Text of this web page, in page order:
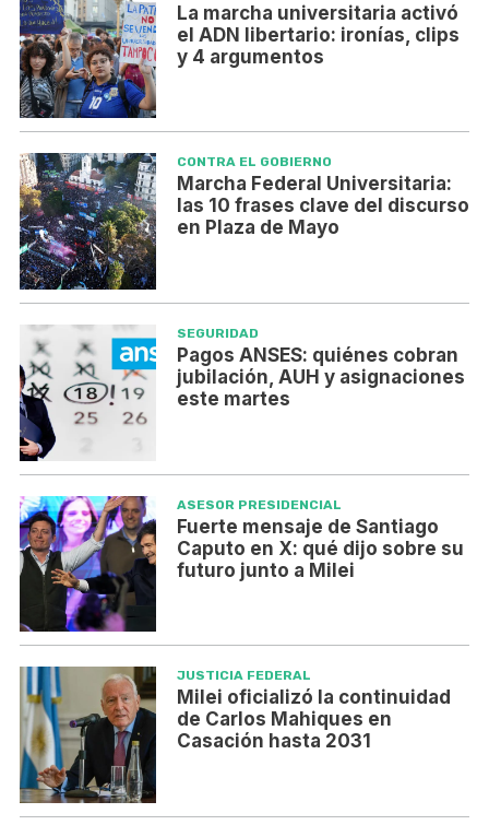
La marcha universitaria activó
el ADN libertario: ironías, clips
y 4 argumentos
CONTRA EL GOBIERNO
Marcha Federal Universitaria:
las 10 frases clave del discurso
en Plaza de Mayo
SEGURIDAD
Pagos ANSES: quiénes cobran
jubilación, AUH y asignaciones
este martes
ASESOR PRESIDENCIAL
Fuerte mensaje de Santiago
Caputo en X: qué dijo sobre su
futuro junto a Milei
JUSTICIA FEDERAL
Milei oficializó la continuidad
de Carlos Mahiques en
Casación hasta 2031